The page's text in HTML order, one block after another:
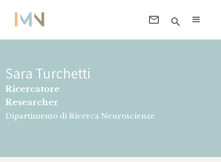
Sara Turchetti
Ricercatore
Researcher
Dipartimento di Ricerca Neuroscienze